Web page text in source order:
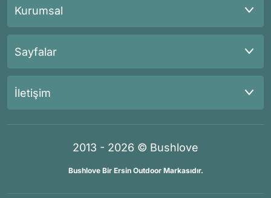
Kurumsal
Sayfalar
İletişim
2013 - 2026 © Bushlove
Bushlove Bir Ersin Outdoor Markasıdır.